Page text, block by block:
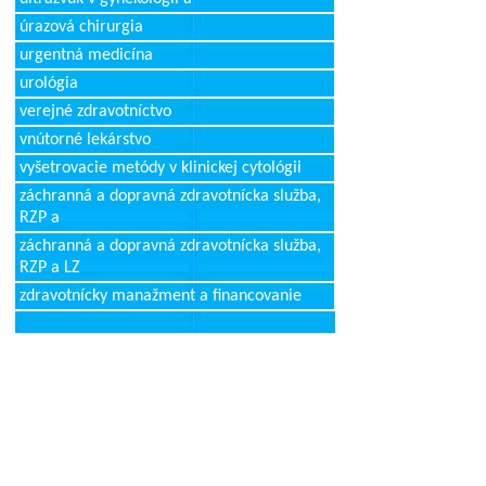
úrazová chirurgia
urgentná medicína
urológia
verejné zdravotníctvo
vnútorné lekárstvo
vyšetrovacie metódy v klinickej cytológii
záchranná a dopravná zdravotnícka služba,
RZP a
záchranná a dopravná zdravotnícka služba,
RZP a LZ
zdravotnícky manažment a financovanie